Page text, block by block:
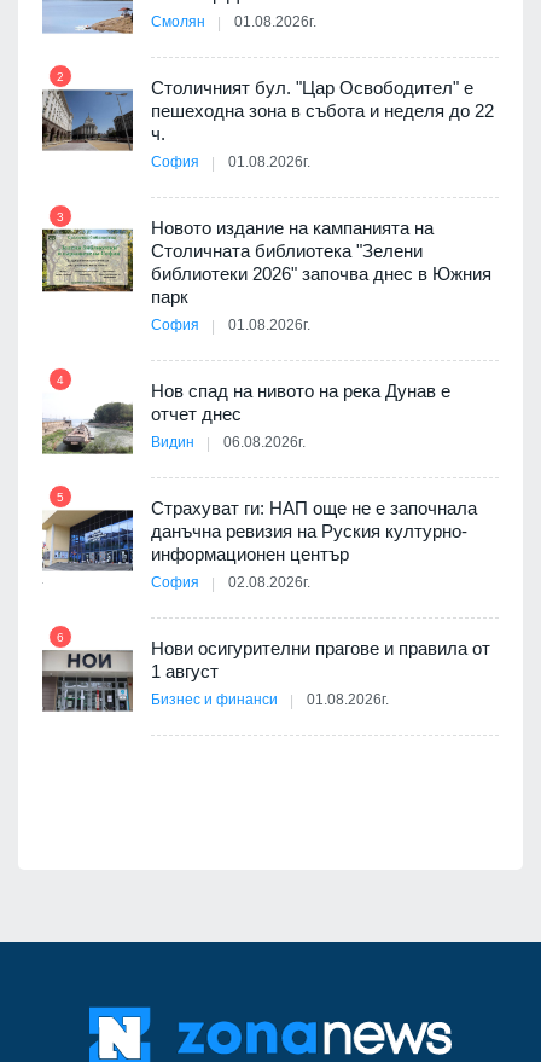
Смолян 01.08.2026г.
2
Столичният бул. "Цар Освободител" е
пешеходна зона в събота и неделя до 22
ч.
София 01.08.2026г.
3
Новото издание на кампанията на
Столичната библиотека "Зелени
библиотеки 2026" започва днес в Южния
парк
София 01.08.2026г.
4
Нов спад на нивото на река Дунав е
отчет днес
Видин 06.08.2026г.
5
Страхуват ги: НАП още не е започнала
данъчна ревизия на Руския културно-
информационен център
София 02.08.2026г.
6
Нови осигурителни прагове и правила от
1 август
Бизнес и финанси 01.08.2026г.